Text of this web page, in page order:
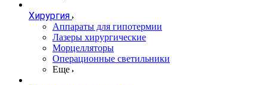
Хирургия
Аппараты для гипотермии
Лазеры хирургические
Морцелляторы
Операционные светильники
Еще